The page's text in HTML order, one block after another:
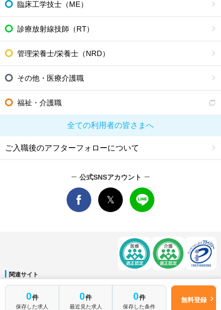
0件
保存した求人
0件
最近見た求人
0件
保存した条件
無料登録
臨床工学技士（ME）
診療放射線技師（RT）
管理栄養士/栄養士（NRD）
その他・医療介護職
福祉・介護職
全ての利用者の皆さまへ
ご入職後のアフターフォローについて
公式SNSアカウント
関連サイト
マイナビDOCTOR│マイナビ看護師│マイナビ薬剤師│マイナビ保育士
運営会社
会社概要│ ご利用規約 個人情報保護方針 サイトマップ│お問い合わせ